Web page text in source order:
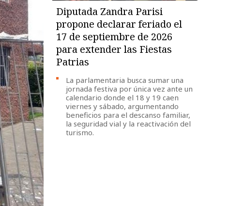
Diputada Zandra Parisi
propone declarar feriado el
17 de septiembre de 2026
para extender las Fiestas
Patrias
La parlamentaria busca sumar una
jornada festiva por única vez ante un
calendario donde el 18 y 19 caen
viernes y sábado, argumentando
beneficios para el descanso familiar,
la seguridad vial y la reactivación del
turismo.